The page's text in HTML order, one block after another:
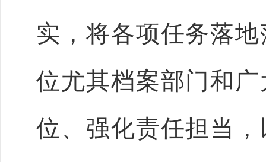
实，将各项任务落
位尤其档案部门和
位、强化责任担当